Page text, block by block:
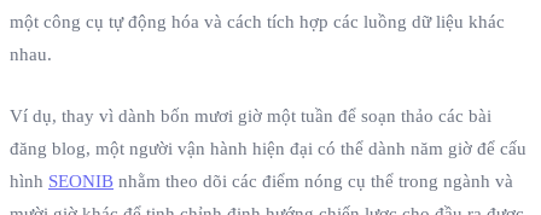
một công cụ tự động hóa và cách tích hợp các luồng dữ liệu khác
nhau.
Ví dụ, thay vì dành bốn mươi giờ một tuần để soạn thảo các bài
đăng blog, một người vận hành hiện đại có thể dành năm giờ để cấu
hình SEONIB nhằm theo dõi các điểm nóng cụ thể trong ngành và